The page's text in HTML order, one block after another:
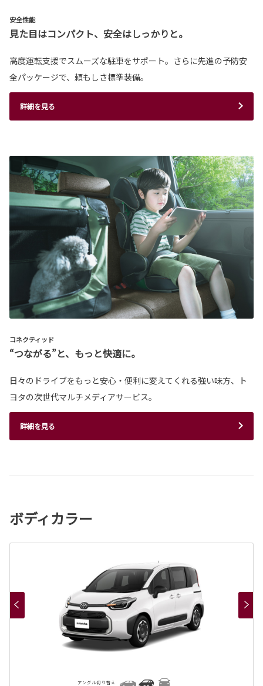
安全性能
見た目はコンパクト、安全はしっかりと。
高度運転支援でスムーズな駐車をサポート。さらに先進の予防安
全パッケージで、頼もしさ標準装備。
詳細を見る
コネクティッド
“つながる”と、もっと快適に。
日々のドライブをもっと安心・便利に変えてくれる強い味方、ト
ヨタの次世代マルチメディアサービス。
詳細を見る
ボディカラー
アングル切り替え